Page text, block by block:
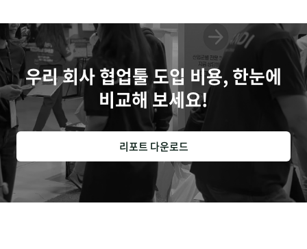
우리 회사 협업툴 도입 비용, 한눈에
비교해 보세요!
리포트 다운로드